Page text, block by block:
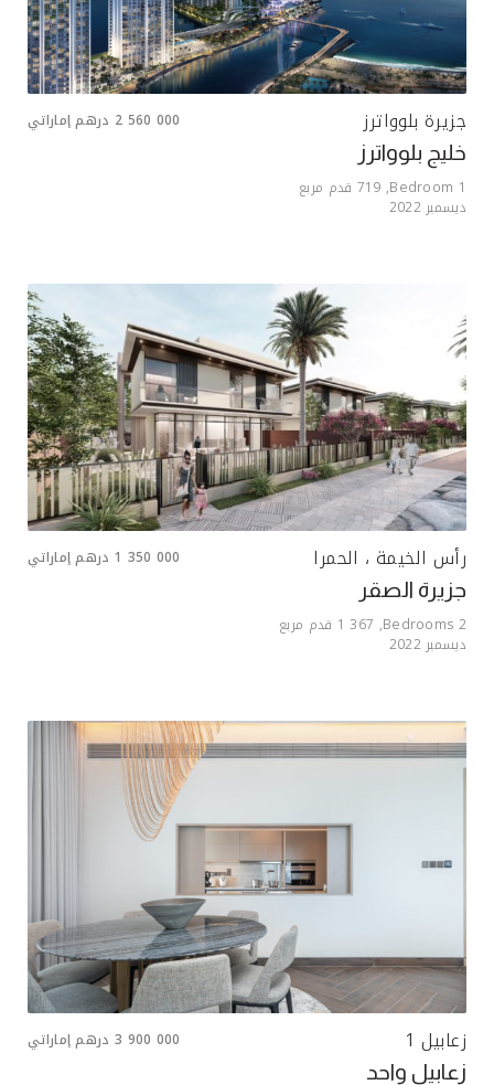
جزيرة بلوواترز 2 560 000 درهم إماراتي
خليج بلوواترز
1
719 قدم مربع
ديسمبر 2022
رأس الخيمة ، الحمرا 1 350 000 درهم إماراتي
جزيرة الصقر
2
1 367 قدم مربع
ديسمبر 2022
زعابيل 1 3 900 000 درهم إماراتي
زعابيل واحد